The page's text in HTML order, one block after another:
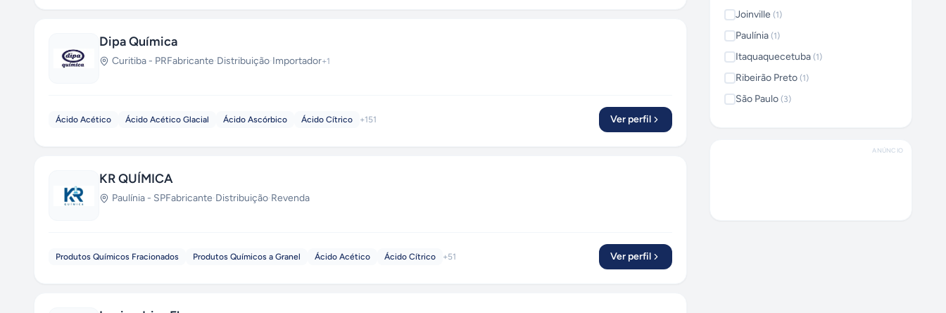
Dipa Química
Curitiba - PRFabricante·Distribuição·Importador+1
Ácido Acético Ácido Acético Glacial Ácido Ascórbico Ácido Cítrico +151 Ver perfil
KR QUÍMICA
Paulínia - SPFabricante·Distribuição·Revenda
Produtos Químicos Fracionados Produtos Químicos a Granel Ácido Acético Ácido Cítrico +51 Ver perfil
Joinville (1)
Paulínia (1)
Itaquaquecetuba (1)
Ribeirão Preto (1)
São Paulo (3)
ANÚNCIO